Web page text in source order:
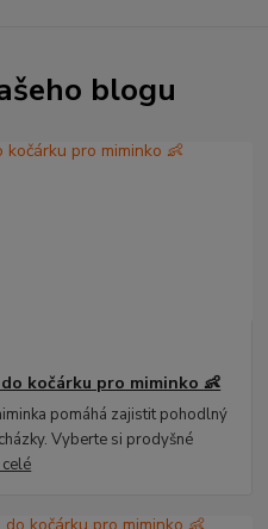
blogu
kočárku pro miminko 👶
pomáhá zajistit pohodlný
Vyberte si prodyšné